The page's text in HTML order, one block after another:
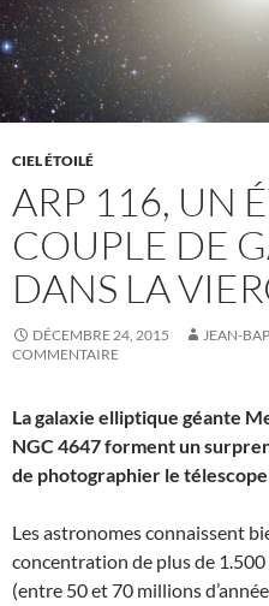
CIEL ÉTOILÉ
ARP 116, UN
COUPLE DE
DANS LA
DÉCEMBRE 24, 2015 JEAN-
COMMENTAIRE
La galaxie elliptique géante
NGC 4647 forment un
de photographier le télescope
Les astronomes connaissent
concentration de plus de 1.500
(entre 50 et 70 millions